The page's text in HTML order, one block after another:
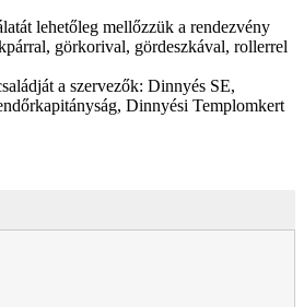
lehetőleg mellőzzük a rendezvény
görkorival, gördeszkával, rollerrel
a szervezők: Dinnyés SE,
Dinnyési Templomkert